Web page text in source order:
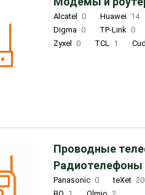
Alcatel 0 Huawei 14
Digma 0 TP-Link 0
Zyxel
0 TCL 1
Проводные
Радиотелефоны
Panasonic 0 teXet 20